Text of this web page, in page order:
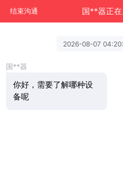
结束沟通 国**器正
2026-08-07
国**器
你好，需要了解哪种设
备呢